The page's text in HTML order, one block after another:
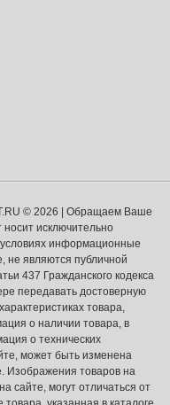
© 2026 | Обращаем Ваше
исключительно
информационные
являются публичной
437 Гражданского кодекса
передавать достоверную
товара,
о наличии товара, в
о технических
может быть изменена
Изображения товаров на
сайте, могут отличаться от